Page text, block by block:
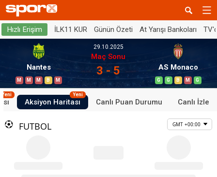
Hızlı Erişim İLK11 KUR Günün Özeti At Yarışı Bankoları
Nantes
M M M B M
29.10.2025
Maç Sonu
3 - 5 AS Monaco
G G B M G
Yeni
Aksiyon Haritası
Yeni
Canlı Puan Durumu Canlı İzle
FUTBOL GMT +00:00